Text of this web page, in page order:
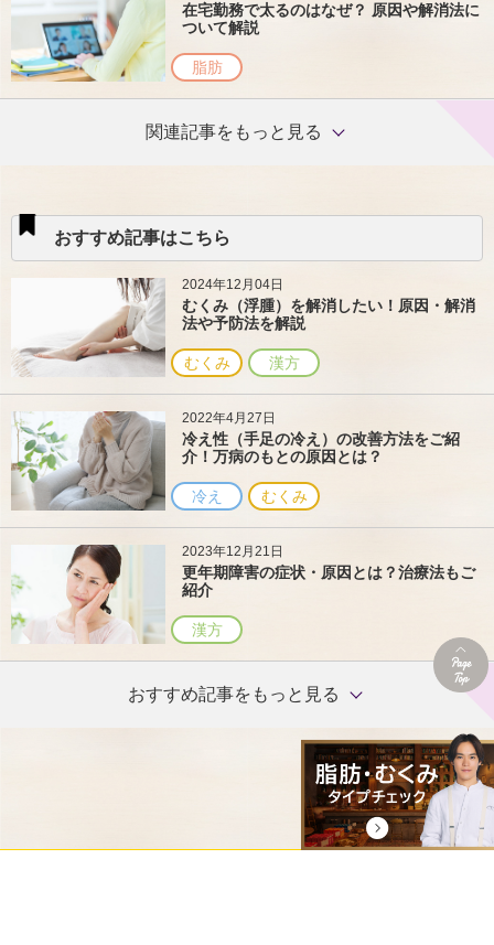
在宅勤務で太るのはなぜ？ 原因や解消法に
ついて解説
脂肪
関連記事をもっと見る
おすすめ記事はこちら
2024年12月04日
むくみ（浮腫）を解消したい！原因・解消
法や予防法を解説
むくみ 漢方
2022年4月27日
冷え性（手足の冷え）の改善方法をご紹
介！万病のもとの原因とは？
冷え むくみ
2023年12月21日
更年期障害の症状・原因とは？治療法もご
紹介
漢方
おすすめ記事をもっと見る